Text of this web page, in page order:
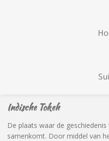
Indische Tokeh
De plaats waar de
samenkomt. Door middel van